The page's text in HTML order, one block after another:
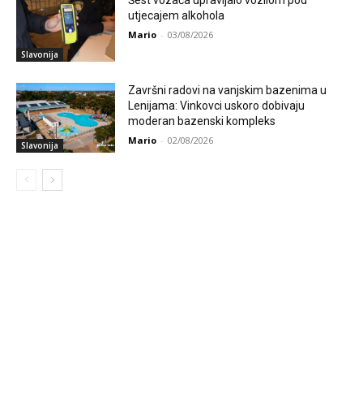
Slavonija
utjecajem alkohola
Mario - 03/08/2026
Slavonija
Završni radovi na vanjskim bazenima u
Lenijama: Vinkovci uskoro dobivaju
moderan bazenski kompleks
Mario - 02/08/2026